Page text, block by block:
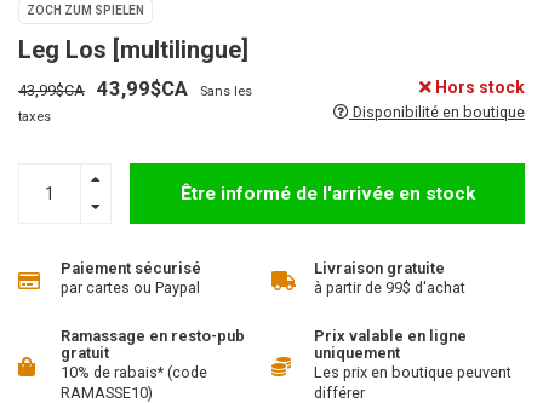
ZOCH ZUM SPIELEN
Leg Los [multilingue]
43,99$CA 43,99$CA
Sans les
taxes
Hors stock
Disponibilité en boutique
Être informé de l'arrivée en stock
Paiement sécurisé
par cartes ou Paypal
Livraison gratuite
à partir de 99$ d'achat
Ramassage en resto-pub
gratuit
10% de rabais* (code
RAMASSE10)
Prix valable en ligne
uniquement
Les prix en boutique peuvent
différer